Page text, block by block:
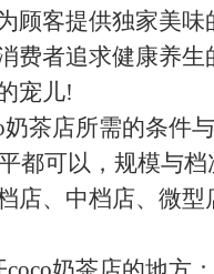
顾客提供独家美
费者追求健康养生
宠儿!
茶店所需的条件
都可以，规模与
店、中档店、微